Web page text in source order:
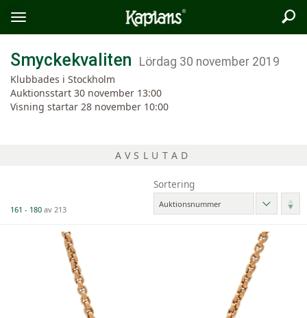
Logo Sök
Öppna/stäng
meny
Smyckekvaliten Lördag 30 november 2019
Klubbades i Stockholm
Auktionsstart 30 november 13:00
Visning startar 28 november 10:00
AVSLUTAD
161 - 180 av 213
Sortering
Auktionsnummer
Vänd